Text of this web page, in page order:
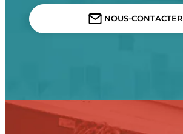
NOUS-CONTACTER